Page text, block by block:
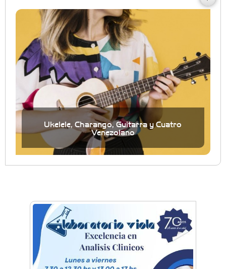
Ukelele, Charango, Guitarra y Cuatro
Venezolano